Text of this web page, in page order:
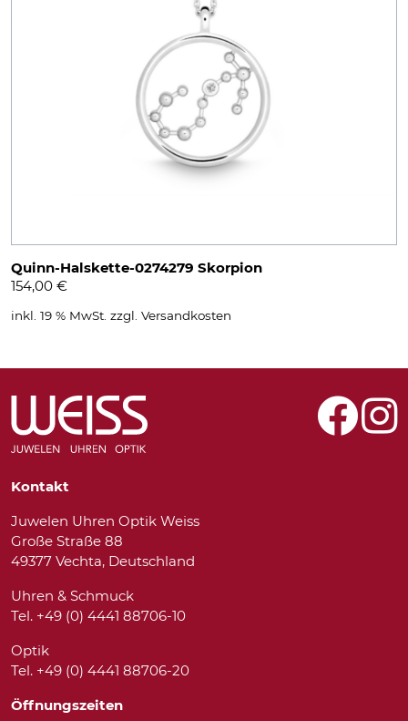
Quinn-Halskette-0274279 Skorpion
154,00 €
inkl. 19 % MwSt. zzgl. Versandkosten
Kontakt
Juwelen Uhren Optik Weiss
Große Straße 88
49377 Vechta, Deutschland
Uhren & Schmuck
Tel. +49 (0) 4441 88706-10
Optik
Tel. +49 (0) 4441 88706-20
Öffnungszeiten